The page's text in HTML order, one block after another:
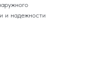
и надежности